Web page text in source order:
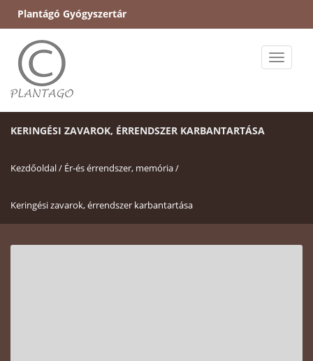
Plantágó Gyógyszertár
Toggle
KERINGÉSI ZAVAROK, ÉRRENDSZER KARBANTARTÁSA
Kezdőoldal / Ér-és érrendszer, memória /
Keringési zavarok, érrendszer karbantartása